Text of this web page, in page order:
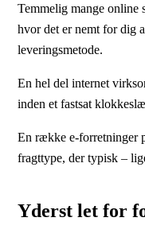
Temmelig mange online
hvor det er nemt for dig
leveringsmetode.
En hel del internet
inden et fastsat
En række e-forretninger
fragttype, der typisk –
Yderst let for